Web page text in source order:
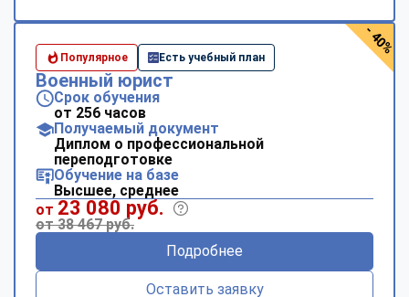
Популярное Есть учебный план
Военный юрист
Срок обучения
от 256 часов
Получаемый документ
Диплом о профессиональной
переподготовке
Обучение на базе
Высшее, среднее
от 23 080 руб.
от 38 467 руб.
Подробнее
Оставить заявку
- 40%